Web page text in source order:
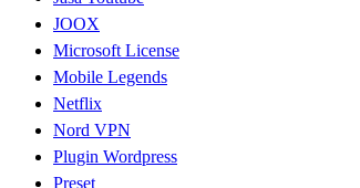
JOOX
Microsoft License
Mobile Legends
Netflix
Nord VPN
Plugin Wordpress
Preset